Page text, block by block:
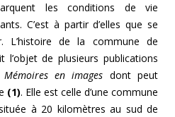
les conditions de vie
C’est à partir d’elles que se
L’histoire de la commune de
l’objet de plusieurs publications
Mémoires en images dont peut
(1). Elle est celle d’une commune
à 20 kilomètres au sud de